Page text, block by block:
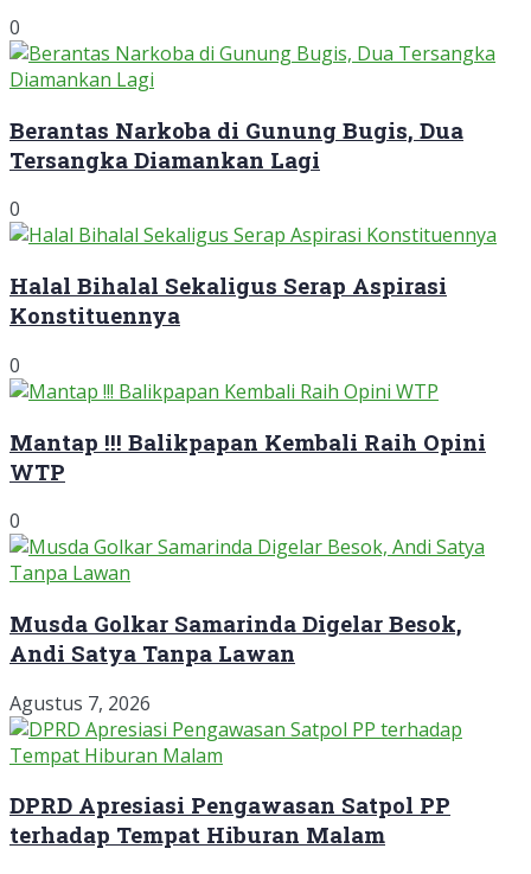
0
Berantas Narkoba di Gunung Bugis, Dua
Tersangka Diamankan Lagi
0
Halal Bihalal Sekaligus Serap Aspirasi
Konstituennya
0
Mantap !!! Balikpapan Kembali Raih Opini
WTP
0
Musda Golkar Samarinda Digelar Besok,
Andi Satya Tanpa Lawan
Agustus 7, 2026
DPRD Apresiasi Pengawasan Satpol PP
terhadap Tempat Hiburan Malam